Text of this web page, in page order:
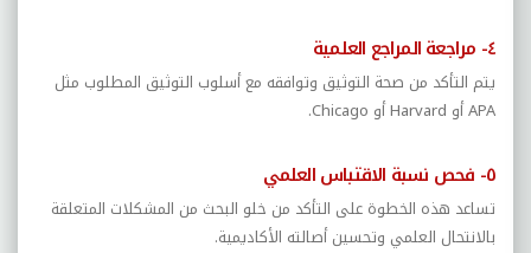
٤- مراجعة المراجع العلمية
يتم التأكد من صحة التوثيق وتوافقه مع أسلوب التوثيق المطلوب مثل
APA أو Harvard أو Chicago.
٥- فحص نسبة الاقتباس العلمي
تساعد هذه الخطوة على التأكد من خلو البحث من المشكلات المتعلقة
بالانتحال العلمي وتحسين أصالته الأكاديمية.